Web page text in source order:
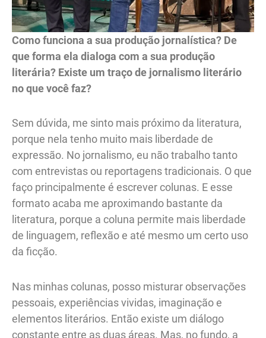
Como funciona a sua produção jornalística? De
que forma ela dialoga com a sua produção
literária? Existe um traço de jornalismo literário
no que você faz?
Sem dúvida, me sinto mais próximo da literatura,
porque nela tenho muito mais liberdade de
expressão. No jornalismo, eu não trabalho tanto
com entrevistas ou reportagens tradicionais. O que
faço principalmente é escrever colunas. E esse
formato acaba me aproximando bastante da
literatura, porque a coluna permite mais liberdade
de linguagem, reflexão e até mesmo um certo uso
da ficção.
Nas minhas colunas, posso misturar observações
pessoais, experiências vividas, imaginação e
elementos literários. Então existe um diálogo
constante entre as duas áreas. Mas, no fundo, a